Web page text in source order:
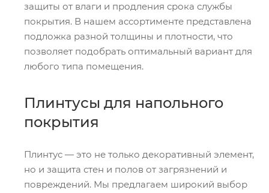
защиты от влаги и продления срока службы
покрытия. В нашем ассортименте представлена
подложка разной толщины и плотности, что
позволяет подобрать оптимальный вариант для
любого типа помещения.
Плинтусы для напольного
покрытия
Плинтус — это не только декоративный элемент,
но и защита стен и полов от загрязнений и
повреждений. Мы предлагаем широкий выбор